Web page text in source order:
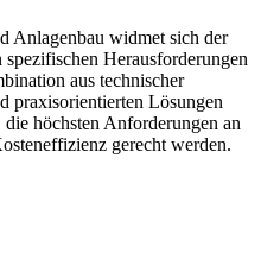
Anlagenbau widmet sich der
Herausforderungen
aus technischer
praxisorientierten Lösungen
höchsten Anforderungen an
gerecht werden.